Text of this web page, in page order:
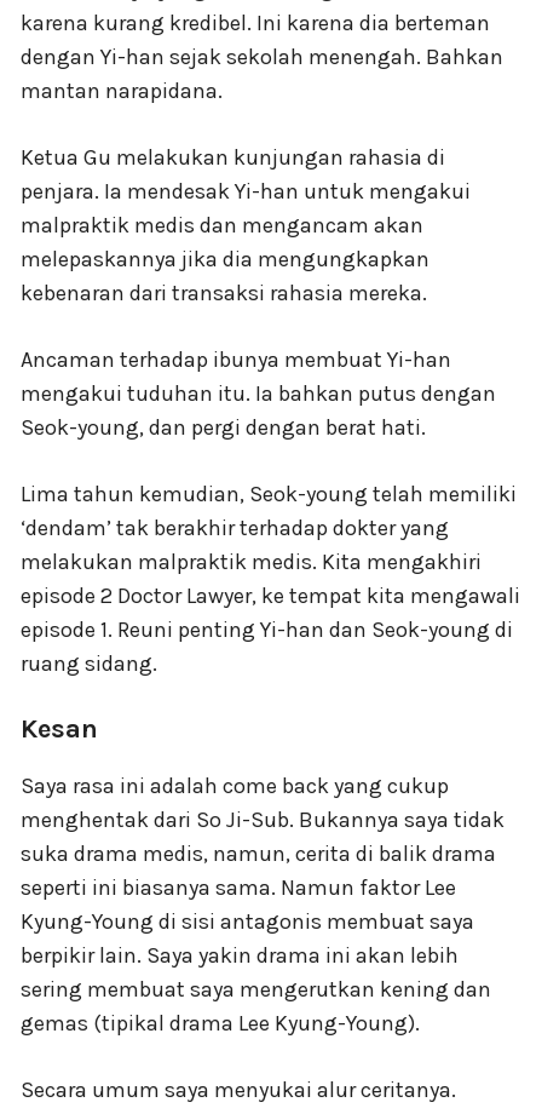
karena kurang kredibel. Ini karena dia berteman
dengan Yi-han sejak sekolah menengah. Bahkan
mantan narapidana.
Ketua Gu melakukan kunjungan rahasia di
penjara. Ia mendesak Yi-han untuk mengakui
malpraktik medis dan mengancam akan
melepaskannya jika dia mengungkapkan
kebenaran dari transaksi rahasia mereka.
Ancaman terhadap ibunya membuat Yi-han
mengakui tuduhan itu. Ia bahkan putus dengan
Seok-young, dan pergi dengan berat hati.
Lima tahun kemudian, Seok-young telah memiliki
‘dendam’ tak berakhir terhadap dokter yang
melakukan malpraktik medis. Kita mengakhiri
episode 2 Doctor Lawyer, ke tempat kita mengawali
episode 1. Reuni penting Yi-han dan Seok-young di
ruang sidang.
Kesan
Saya rasa ini adalah come back yang cukup
menghentak dari So Ji-Sub. Bukannya saya tidak
suka drama medis, namun, cerita di balik drama
seperti ini biasanya sama. Namun faktor Lee
Kyung-Young di sisi antagonis membuat saya
berpikir lain. Saya yakin drama ini akan lebih
sering membuat saya mengerutkan kening dan
gemas (tipikal drama Lee Kyung-Young).
Secara umum saya menyukai alur ceritanya.